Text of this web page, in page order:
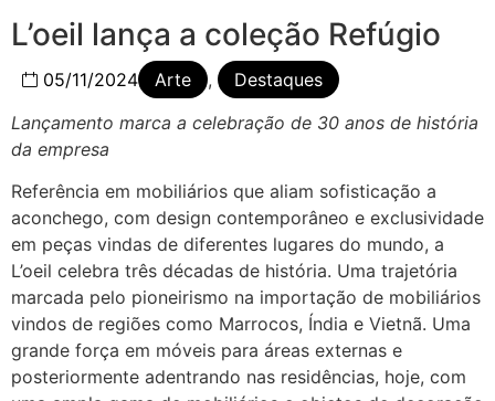
L’oeil lança a coleção Refúgio
05/11/2024 Arte ,
Destaques
Lançamento marca a celebração de 30 anos de história
da empresa
Referência em mobiliários que aliam sofisticação a
aconchego, com design contemporâneo e exclusividade
em peças vindas de diferentes lugares do mundo, a
L’oeil celebra três décadas de história. Uma trajetória
marcada pelo pioneirismo na importação de mobiliários
vindos de regiões como Marrocos, Índia e Vietnã. Uma
grande força em móveis para áreas externas e
posteriormente adentrando nas residências, hoje, com